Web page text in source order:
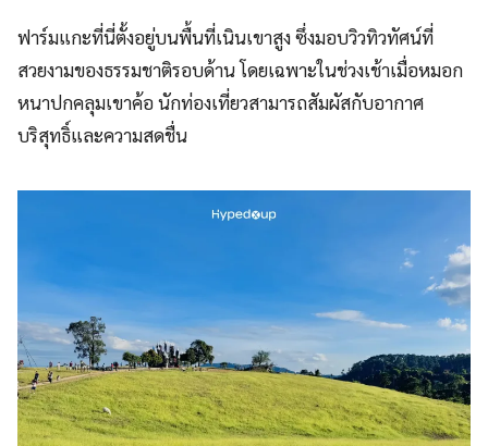
ฟาร์มแกะที่นี่ตั้งอยู่บนพื้นที่เนินเขาสูง ซึ่งมอบวิวทิวทัศน์ที่
สวยงามของธรรมชาติรอบด้าน โดยเฉพาะในช่วงเช้าเมื่อหมอก
หนาปกคลุมเขาค้อ นักท่องเที่ยวสามารถสัมผัสกับอากาศ
บริสุทธิ์และความสดชื่น